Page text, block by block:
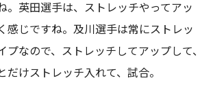
。英田選手は、ストレッチやってアッ
感じですね。及川選手は常にストレッ
プなので、ストレッチしてアップして、
だけストレッチ入れて、試合。